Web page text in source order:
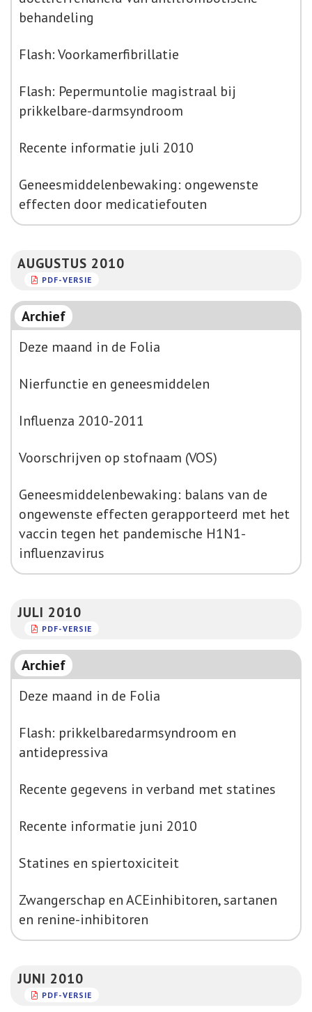
behandeling
Flash: Voorkamerfibrillatie
Flash: Pepermuntolie magistraal bij
prikkelbare-darmsyndroom
Recente informatie juli 2010
Geneesmiddelenbewaking: ongewenste
effecten door medicatiefouten
AUGUSTUS 2010
PDF-VERSIE
Archief
Deze maand in de Folia
Nierfunctie en geneesmiddelen
Influenza 2010-2011
Voorschrijven op stofnaam (VOS)
Geneesmiddelenbewaking: balans van de
ongewenste effecten gerapporteerd met het
vaccin tegen het pandemische H1N1-
influenzavirus
JULI 2010
PDF-VERSIE
Archief
Deze maand in de Folia
Flash: prikkelbaredarmsyndroom en
antidepressiva
Recente gegevens in verband met statines
Recente informatie juni 2010
Statines en spiertoxiciteit
Zwangerschap en ACEinhibitoren, sartanen
en renine-inhibitoren
JUNI 2010
PDF-VERSIE